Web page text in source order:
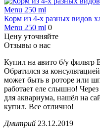
Корм из 4-х разных видов
Menu 250 ml 0
Цену уточняйте
Отзывы о нас
Купил на авито б/у фильтр
Обратился за
может быть в роторе или
работает еле слышно!
для аквариума, нашёл на
купил. Все отлично!
Дмитрий 23.12.2019